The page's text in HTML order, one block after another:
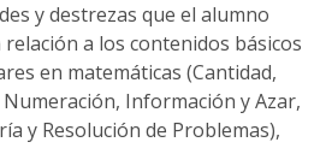
y destrezas que el alumno
a los contenidos básicos
en matemáticas (Cantidad,
Información y Azar,
y Resolución de Problemas),